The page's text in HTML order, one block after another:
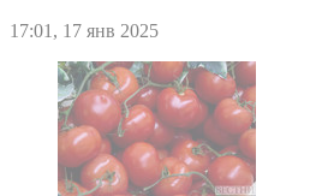
17:01, 17 янв 2025